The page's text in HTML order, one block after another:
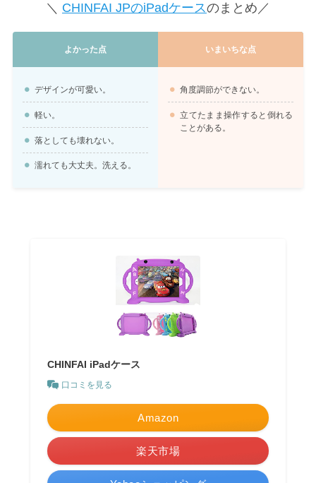
＼ CHINFAI JPのiPadケースのまとめ／
よかった点 いまいちな点
デザインが可愛い。
軽い。
落としても壊れない。
濡れても大丈夫。洗える。
角度調節ができない。
立てたまま操作すると倒れる
ことがある。
CHINFAI iPadケース
口コミを見る
Amazon
楽天市場